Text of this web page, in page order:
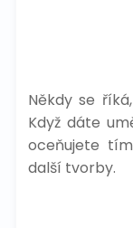
Někdy se
Když dáte
oceňujete
další tvorby.